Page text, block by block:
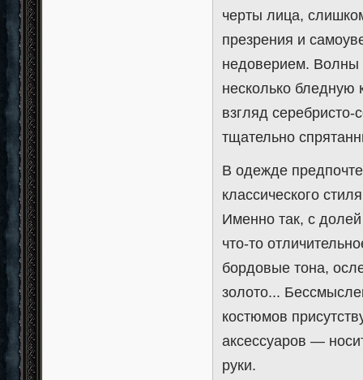
черты лица,
презрения и
недоверием. Волны
несколько бледную
взгляд серебристо-
тщательно
В одежде
классического
Именно так, с
что-то
бордовые тона,
золото...
костюмов
аксессуаров —
руки.